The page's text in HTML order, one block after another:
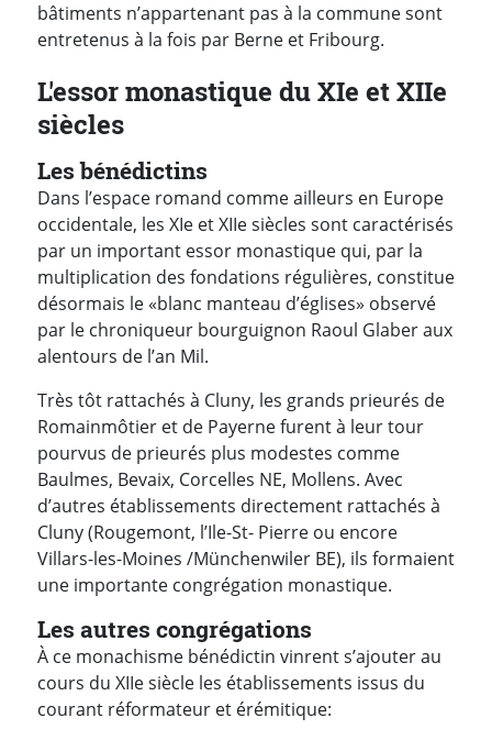
bâtiments n’appartenant pas à la commune sont
entretenus à la fois par Berne et Fribourg.
L'essor monastique du XIe et XIIe
siècles
Les bénédictins
Dans l’espace romand comme ailleurs en Europe
occidentale, les XIe et XIIe siècles sont caractérisés
par un important essor monastique qui, par la
multiplication des fondations régulières, constitue
désormais le «blanc manteau d’églises» observé
par le chroniqueur bourguignon Raoul Glaber aux
alentours de l’an Mil.
Très tôt rattachés à Cluny, les grands prieurés de
Romainmôtier et de Payerne furent à leur tour
pourvus de prieurés plus modestes comme
Baulmes, Bevaix, Corcelles NE, Mollens. Avec
d’autres établissements directement rattachés à
Cluny (Rougemont, l’Ile-St- Pierre ou encore
Villars-les-Moines /Münchenwiler BE), ils formaient
une importante congrégation monastique.
Les autres congrégations
À ce monachisme bénédictin vinrent s’ajouter au
cours du XIIe siècle les établissements issus du
courant réformateur et érémitique: